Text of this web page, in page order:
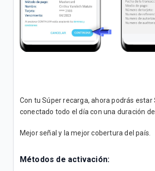
Con tu Súper recarga, ahora podrás estar
conectado todo el día con una duración
Mejor señal y la mejor cobertura del país.
Métodos de activación: